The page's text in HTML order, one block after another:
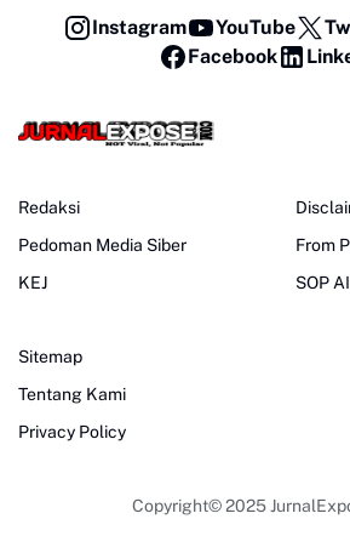
Instagram YouTube
Facebook
Redaksi
Pedoman Media Siber
KEJ
From
SOP
Sitemap
Tentang Kami
Privacy Policy
Copyright© 2025